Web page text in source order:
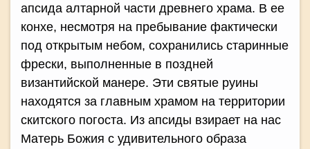
апсида алтарной части древнего храма. В ее
конхе, несмотря на пребывание фактически
под открытым небом, сохранились старинные
фрески, выполненные в поздней
византийской манере. Эти святые руины
находятся за главным храмом на территории
скитского погоста. Из апсиды взирает на нас
Матерь Божия с удивительного образа